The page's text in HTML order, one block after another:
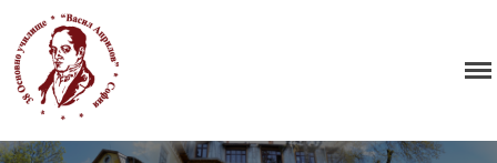
Нормативна уредба